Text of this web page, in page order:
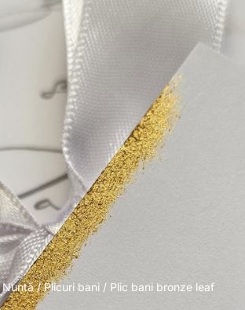
Nuntă/Plicuri bani/ Plic bani bronze leaf